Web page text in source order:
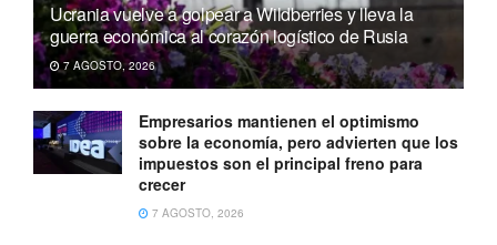
Ucrania vuelve a golpear a Wildberries y lleva la
guerra económica al corazón logístico de Rusia
7 AGOSTO, 2026
Empresarios mantienen el optimismo
sobre la economía, pero advierten que los
impuestos son el principal freno para
crecer
7 AGOSTO, 2026